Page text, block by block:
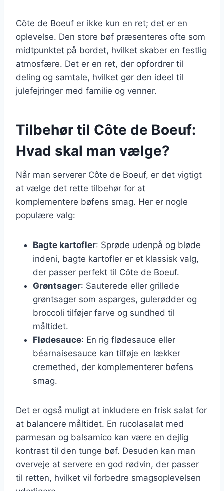
Côte de Boeuf er ikke kun en ret; det er en
oplevelse. Den store bøf præsenteres ofte som
midtpunktet på bordet, hvilket skaber en festlig
atmosfære. Det er en ret, der opfordrer til
deling og samtale, hvilket gør den ideel til
julefejringer med familie og venner.
Tilbehør til Côte de Boeuf:
Hvad skal man vælge?
Når man serverer Côte de Boeuf, er det vigtigt
at vælge det rette tilbehør for at
komplementere bøfens smag. Her er nogle
populære valg:
Bagte kartofler: Sprøde udenpå og bløde
indeni, bagte kartofler er et klassisk valg,
der passer perfekt til Côte de Boeuf.
Grøntsager: Sauterede eller grillede
grøntsager som asparges, gulerødder og
broccoli tilføjer farve og sundhed til
måltidet.
Flødesauce: En rig flødesauce eller
béarnaisesauce kan tilføje en lækker
cremethed, der komplementerer bøfens
smag.
Det er også muligt at inkludere en frisk salat for
at balancere måltidet. En rucolasalat med
parmesan og balsamico kan være en dejlig
kontrast til den tunge bøf. Desuden kan man
overveje at servere en god rødvin, der passer
til retten, hvilket vil forbedre smagsoplevelsen